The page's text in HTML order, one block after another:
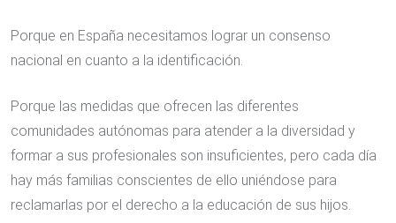
Porque en España necesitamos lograr un consenso
nacional en cuanto a la identificación.
Porque las medidas que ofrecen las diferentes
comunidades autónomas para atender a la diversidad y
formar a sus profesionales son insuficientes, pero cada día
hay más familias conscientes de ello uniéndose para
reclamarlas por el derecho a la educación de sus hijos.